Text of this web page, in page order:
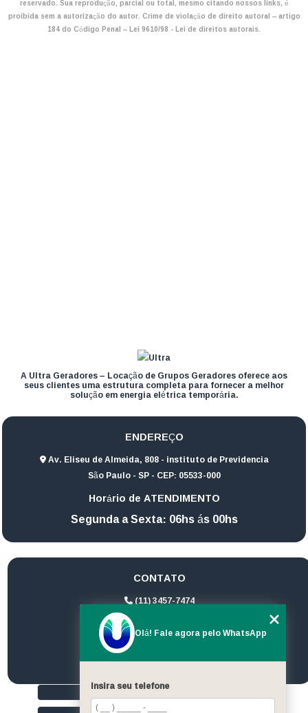
reservado. Sua reprodução, parcial ou total, mesmo citando nossos links, é
proibida sem a autorização do autor. Crime de violação de direito autoral – artigo
184 do Código Penal –Lei 9610/98 - Lei de direitos autorais.
A Ultra Geradores – Locação de Grupos Geradores oferece aos
seus clientes uma estrutura completa para fornecer a melhor
solução em energia elétrica temporária.
ENDEREÇO
Av. Eliseu de Almeida, 808 - instituto de Previdencia
São Paulo - SP - CEP: 05533-000
Horário de ATENDIMENTO
Segunda a Sexta: 06hs ás 00hs
CONTATO
(11) 3457-7474
(11) 94172-1974
contato@ultrageradores.com
HOME
Olá! Fale agora pelo WhatsApp
Insira seu telefone